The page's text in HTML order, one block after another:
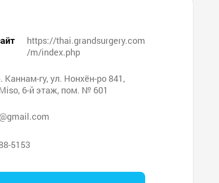
https://thai.grandsurgery.com
/m/index.php
Каннам-гу, ул. Нонхён-ро 841,
6-й этаж, пом. № 601
5153